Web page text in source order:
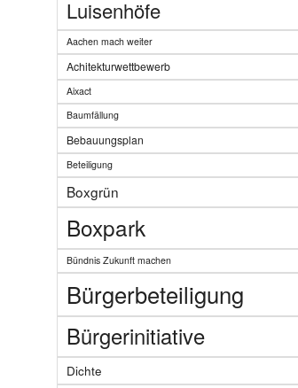
Luisenhöfe
Aachen mach weiter
Achitekturwettbewerb
Aixact
Baumfällung
Bebauungsplan
Beteiligung
Boxgrün
Boxpark
Bündnis Zukunft machen
Bürgerbeteiligung
Bürgerinitiative
Dichte